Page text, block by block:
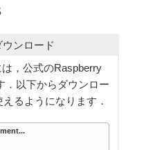
ンロード
，公式のRaspberry
．以下からダウンロー
るようになります．